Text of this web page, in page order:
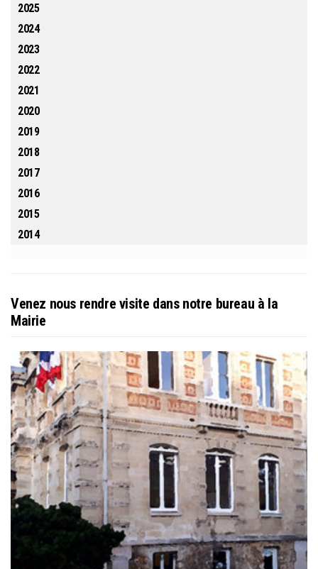
2025
2024
2023
2022
2021
2020
2019
2018
2017
2016
2015
2014
Venez nous rendre visite dans notre bureau à la
Mairie